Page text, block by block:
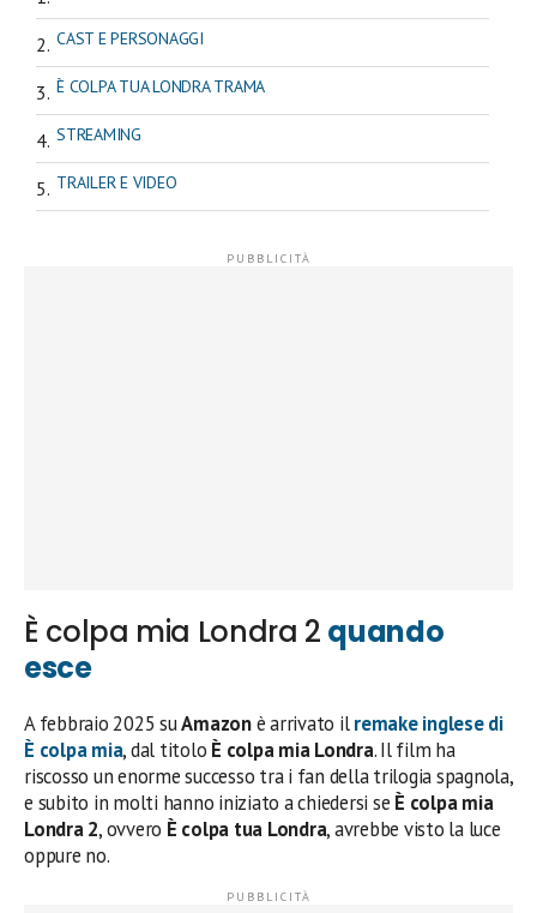
CAST E PERSONAGGI
È COLPA TUA LONDRA TRAMA
STREAMING
TRAILER E VIDEO
È colpa mia Londra 2 quando
esce
A febbraio 2025 suAmazonè arrivato ilremake inglesedi
È colpa mia, dal titolo È colpa mia Londra. Il film ha
riscosso un enorme successo tra i fan della trilogia spagnola,
e subito in molti hanno iniziato a chiedersi se È colpa mia
Londra 2, ovvero È colpa tua Londra, avrebbe visto la luce
oppure no.